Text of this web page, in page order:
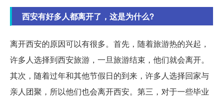
西安有好多人都离开了，这是为什么?
离开西安的原因可以有很多。首先，随着旅游热的兴起，
许多人选择到西安旅游，一旦旅游结束，他们就会离开。
其次，随着过年和其他节假日的到来，许多人选择回家与
亲人团聚，所以他们也会离开西安。第三，对于一些毕业